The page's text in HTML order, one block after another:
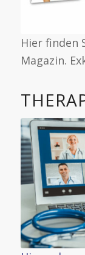
Hier finden
Magazin.